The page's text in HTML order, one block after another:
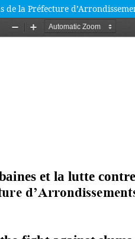
la Préfecture